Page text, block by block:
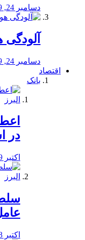
دسامبر 24, 2019
دسامبر 24, 2019
اقتصاد
بانک
در
اکتبر 19, 2019
اکتبر 18, 2019